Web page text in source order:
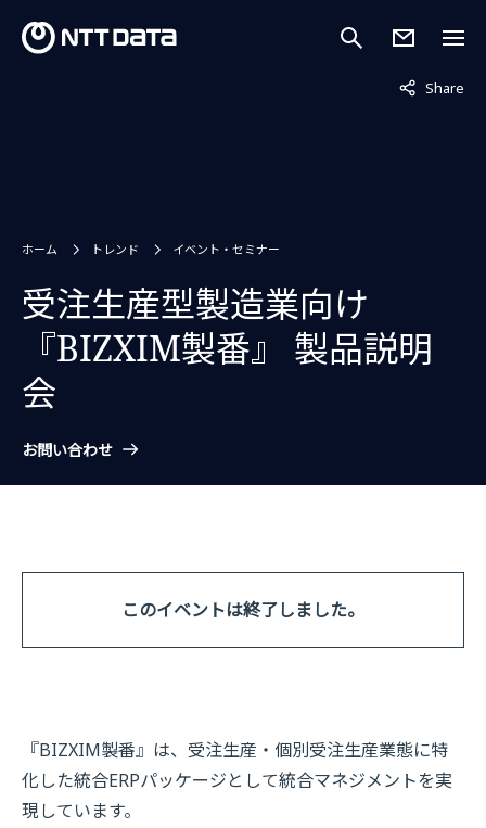
Share
非表示中
ホーム トレンド イベント・セミナー
受注生産型製造業向け
『BIZXIM製番』 製品説明
会
お問い合わせ
このイベントは終了しました。
『BIZXIM製番』は、受注生産・個別受注生産業態に特
化した統合ERPパッケージとして統合マネジメントを実
現しています。